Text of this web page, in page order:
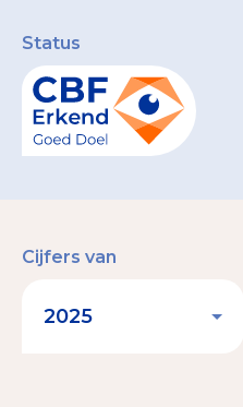
Status
Cijfers van